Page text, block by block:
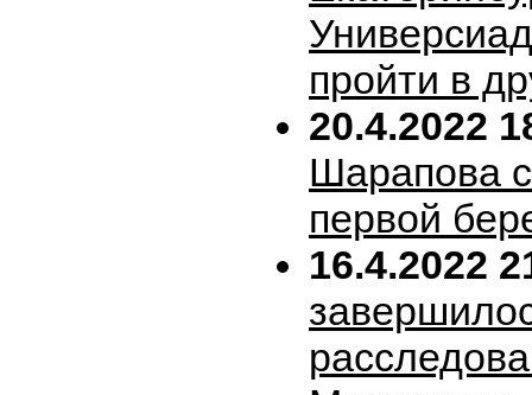
пройти в
20.4.2022
Шарапова
первой
16.4.2022